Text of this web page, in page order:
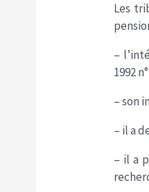
Les
–
1992
– son
– il a
– il a